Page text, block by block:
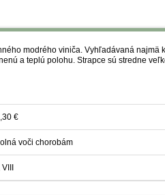
modrého viniča. Vyhľadávaná
a teplú polohu. Strapce sú stredne
€
voči chorobám
VIII